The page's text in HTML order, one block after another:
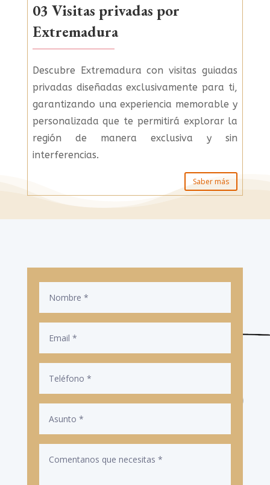
03 Visitas privadas por
Extremadura
Descubre Extremadura con visitas guiadas
privadas diseñadas exclusivamente para ti,
garantizando una experiencia memorable y
personalizada que te permitirá explorar la
región de manera exclusiva y sin
interferencias.
Saber más